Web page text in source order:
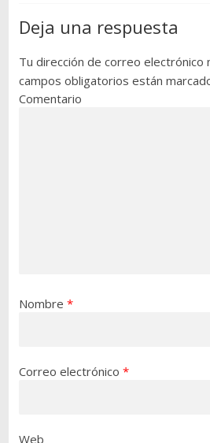
Deja una respuesta
Tu dirección de correo electrónico
campos obligatorios están
Comentario
Nombre *
Correo electrónico *
Web